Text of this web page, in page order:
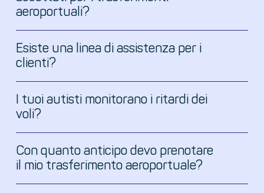
aeroportuali?
Esiste una linea di assistenza per i
clienti?
I tuoi autisti monitorano i ritardi dei
voli?
Con quanto anticipo devo prenotare
il mio trasferimento aeroportuale?